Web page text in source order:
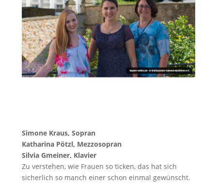
Simone Kraus, Sopran
Katharina Pötzl, Mezzosopran
Silvia Gmeiner, Klavier
Zu verstehen, wie Frauen so ticken, das hat sich
sicherlich so manch einer schon einmal gewünscht.